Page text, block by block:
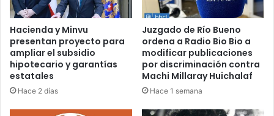
Hacienda y Minvu
presentan proyecto para
ampliar el subsidio
hipotecario y garantías
estatales
Hace 2 días
Juzgado de Río Bueno
ordena a Radio Bio Bio a
modificar publicaciones
por discriminación contra
Machi Millaray Huichalaf
Hace 1 semana